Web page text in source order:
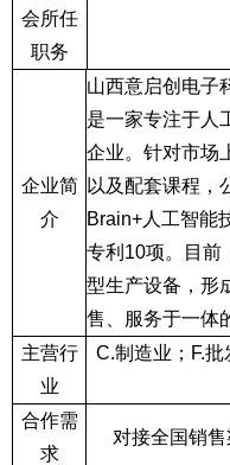
会所任
职务
企业简
介
山西意启创电子
是一家专注于人
企业。针对市场
以及配套课程，
Brain+人工智能
专利 10项。目前
型生产设备，形
售、服务于一体
主营行
业
C.制造业； F.批
合作需
求
对接全国销售